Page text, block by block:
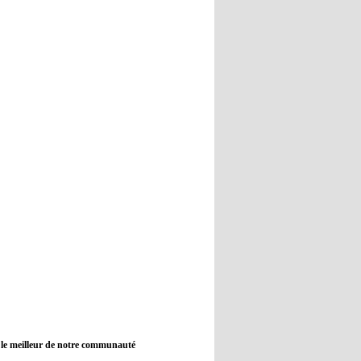
08:21 - 2022/11/08
meilleur de notre communauté